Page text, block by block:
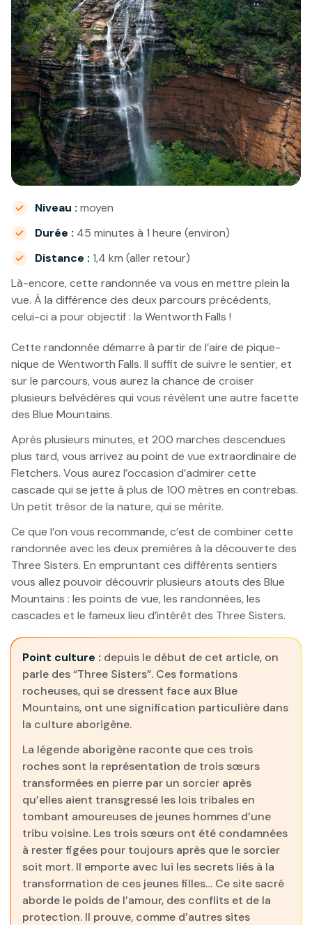
Niveau : moyen
Durée : 45 minutes à 1 heure (environ)
Distance : 1,4 km (aller retour)
Là-encore, cette randonnée va vous en mettre plein la
vue. À la différence des deux parcours précédents,
celui-ci a pour objectif : la Wentworth Falls !
Cette randonnée démarre à partir de l’aire de pique-
nique de Wentworth Falls. Il suffit de suivre le sentier, et
sur le parcours, vous aurez la chance de croiser
plusieurs belvédères qui vous révèlent une autre facette
des Blue Mountains.
Après plusieurs minutes, et 200 marches descendues
plus tard, vous arrivez au point de vue extraordinaire de
Fletchers. Vous aurez l’occasion d’admirer cette
cascade qui se jette à plus de 100 mètres en contrebas.
Un petit trésor de la nature, qui se mérite.
Ce que l’on vous recommande, c’est de combiner cette
randonnée avec les deux premières à la découverte des
Three Sisters. En empruntant ces différents sentiers
vous allez pouvoir découvrir plusieurs atouts des Blue
Mountains : les points de vue, les randonnées, les
cascades et le fameux lieu d’intérêt des Three Sisters.
Point culture : depuis le début de cet article, on
parle des “Three Sisters”. Ces formations
rocheuses, qui se dressent face aux Blue
Mountains, ont une signification particulière dans
la culture aborigène.
La légende aborigène raconte que ces trois
roches sont la représentation de trois sœurs
transformées en pierre par un sorcier après
qu’elles aient transgressé les lois tribales en
tombant amoureuses de jeunes hommes d’une
tribu voisine. Les trois sœurs ont été condamnées
à rester figées pour toujours après que le sorcier
soit mort. Il emporte avec lui les secrets liés à la
transformation de ces jeunes filles… Ce site sacré
aborde le poids de l’amour, des conflits et de la
protection. Il prouve, comme d’autres sites